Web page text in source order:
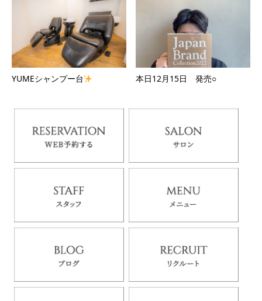
YUMEシャンプー台 本日12月15日 発売○